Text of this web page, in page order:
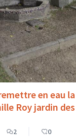
en eau la
Roy jardin des
2 0